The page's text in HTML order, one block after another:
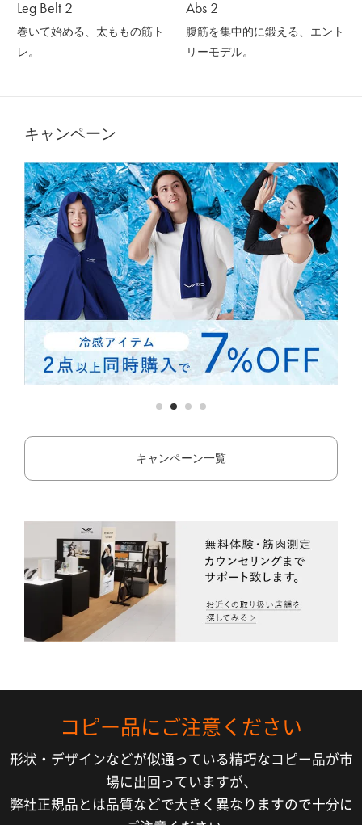
Leg Belt 2
巻いて始める、太ももの筋ト
レ。
Abs 2
腹筋を集中的に鍛える、エント
リーモデル。
キャンペーン
キャンペーン一覧
コピー品にご注意ください
形状・デザインなどが似通っている精巧なコピー品が市
場に出回っていますが、
弊社正規品とは品質などで大きく異なりますので十分に